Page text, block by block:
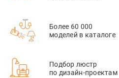
Более 60 000
моделей в каталоге
Подбор люстр
по дизайн-проектам